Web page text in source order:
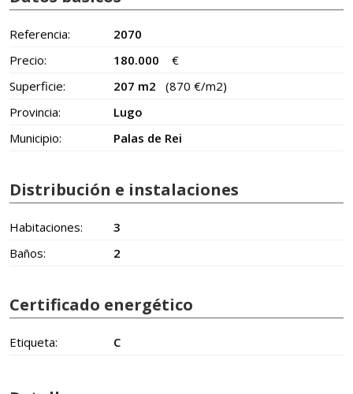
Referencia:
2070
Precio:
180.000
€
Superficie:
207 m2
(870 €/m2)
Provincia:
Lugo
Municipio:
Palas de Rei
Distribución e instalaciones
Habitaciones:
3
Baños:
2
Certificado energético
Etiqueta: C